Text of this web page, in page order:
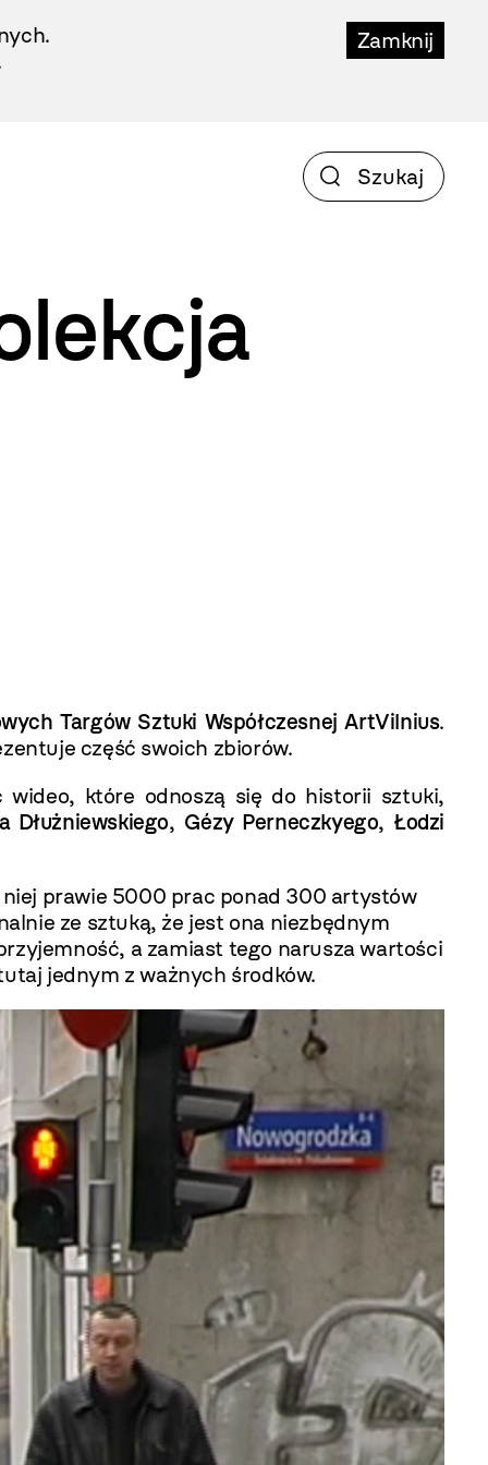
Zamknij
Targów Sztuki Współczesnej ArtVilnius.
część swoich zbiorów.
które odnoszą się do historii sztuki,
Dłużniewskiego, Gézy Perneczkyego, Łodzi
prawie 5000 prac ponad 300 artystów
ze sztuką, że jest ona niezbędnym
a zamiast tego narusza wartości
jednym z ważnych środków.